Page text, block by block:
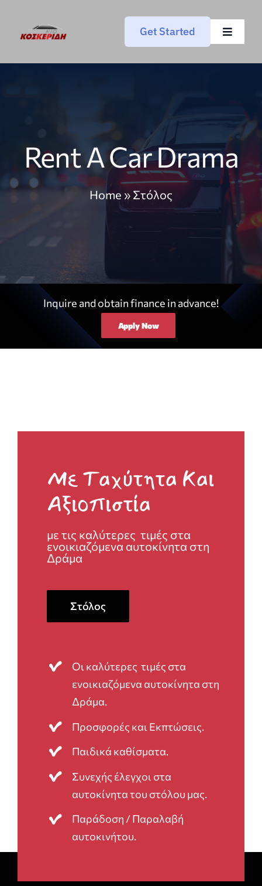
περιεχόμενο
Get Started
Toggle
Αρχική
Εταιρεία
Rent A Car Drama
Home » Στόλος
Inquire and obtain finance in advance!
Apply Now
Με Ταχύτητα Και
Αξιοπιστία
με τις καλύτερες τιμές στα
ενοικιαζόμενα αυτοκίνητα στη
Δράμα
Στόλος
Οι καλύτερες τιμές στα
ενοικιαζόμενα αυτοκίνητα στη
Δράμα.
Προσφορές και Εκπτώσεις.
Παιδικά καθίσματα.
Συνεχής έλεγχοι στα
αυτοκίνητα του στόλου μας.
Παράδοση / Παραλαβή
αυτοκινήτου.